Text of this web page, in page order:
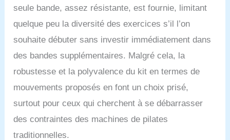
seule bande, assez résistante, est fournie, limitant
quelque peu la diversité des exercices s’il l’on
souhaite débuter sans investir immédiatement dans
des bandes supplémentaires. Malgré cela, la
robustesse et la polyvalence du kit en termes de
mouvements proposés en font un choix prisé,
surtout pour ceux qui cherchent à se débarrasser
des contraintes des machines de pilates
traditionnelles.